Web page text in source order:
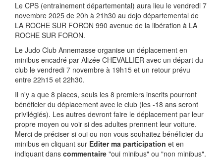
Le CPS (entrainement départemental) aura lieu le vendredi 7
novembre 2025 de 20h à 21h30 au dojo départemental de
LA ROCHE SUR FORON 990 avenue de la libération à LA
ROCHE SUR FORON.
Le Judo Club Annemasse organise un déplacement en
minibus encadré par Alizée CHEVALLIER avec un départ du
club le vendredi 7 novembre à 19h15 et un retour prévu
entre 22h15 et 22h30.
Il n'y a que 8 places, seuls les 8 premiers inscrits pourront
bénéficier du déplacement avec le club (les -18 ans seront
privilégiés). Les autres devront faire le déplacement par leur
propre moyen ou voir si des adultes prennent leur voiture.
Merci de préciser si oui ou non vous souhaitez bénéficier du
minibus en cliquant sur Editer ma participation et en
indiquant dans commentaire "oui minibus" ou "non minibus".